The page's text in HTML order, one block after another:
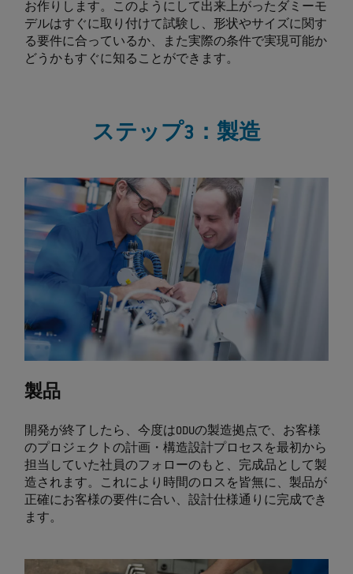
お作りします。このようにして出来上がったダミーモ
デルはすぐに取り付けて試験し、形状やサイズに関す
る要件に合っているか、また実際の条件で実現可能か
どうかもすぐに知ることができます。
ステップ3：製造
製品
開発が終了したら、今度はODUの製造拠点で、お客様
のプロジェクトの計画・構造設計プロセスを最初から
担当していた社員のフォローのもと、完成品として製
造されます。これにより時間のロスを皆無に、製品が
正確にお客様の要件に合い、設計仕様通りに完成でき
ます。